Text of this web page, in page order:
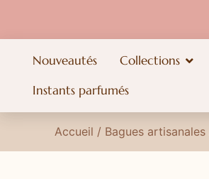
Nouveautés Collections
Instants parfumés
Accueil / Bagues artisanales